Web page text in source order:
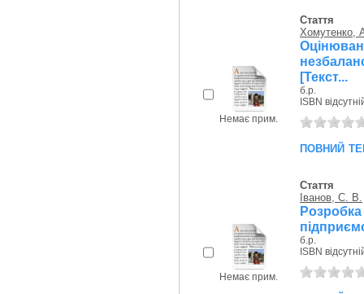
Немає прим.
Стаття
Хомутенко,
[Текст...
б.р.
ISBN
повний
Немає прим.
Стаття
Іванов, С. В.
б.р.
ISBN